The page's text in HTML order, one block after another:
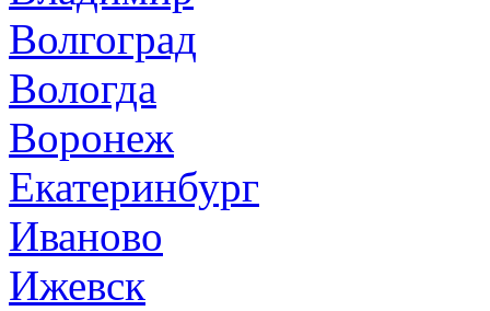
Волгоград
Вологда
Воронеж
Екатеринбург
Иваново
Ижевск